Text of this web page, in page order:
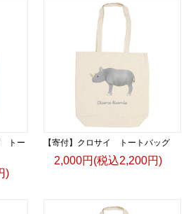
トー
)
【寄付】クロサイ トートバッグ
2,000円(税込2,200円)